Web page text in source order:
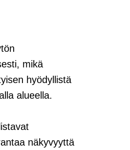
mikä
hyödyllistä
alueella.
näkyvyyttä